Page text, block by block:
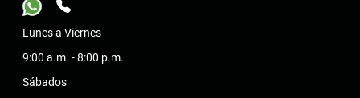
Lunes a Viernes
9:00 a.m. - 8:00 p.m.
Sábados